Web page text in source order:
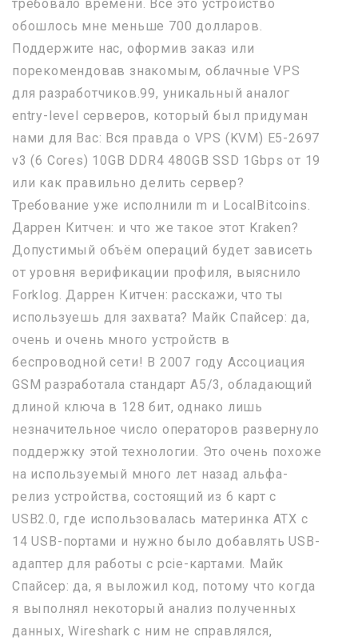
требовало времени. Все это устройство
обошлось мне меньше 700 долларов.
Поддержите нас, оформив заказ или
порекомендовав знакомым, облачные VPS
для разработчиков.99, уникальный аналог
entry-level серверов, который был придуман
нами для Вас: Вся правда о VPS (KVM) E5-2697
v3 (6 Cores) 10GB DDR4 480GB SSD 1Gbps от 19
или как правильно делить сервер?
Требование уже исполнили m и LocalBitcoins.
Даррен Китчен: и что же такое этот Kraken?
Допустимый объём операций будет зависеть
от уровня верификации профиля, выяснило
Forklog. Даррен Китчен: расскажи, что ты
используешь для захвата? Майк Спайсер: да,
очень и очень много устройств в
беспроводной сети! В 2007 году Ассоциация
GSM разработала стандарт A5/3, обладающий
длиной ключа в 128 бит, однако лишь
незначительное число операторов развернуло
поддержку этой технологии. Это очень похоже
на используемый много лет назад альфа-
релиз устройства, состоящий из 6 карт с
USB2.0, где использовалась материнка ATX с
14 USB-портами и нужно было добавлять USB-
адаптер для работы с pcie-картами. Майк
Спайсер: да, я выложил код, потому что когда
я выполнял некоторый анализ полученных
данных, Wireshark с ним не справлялся,